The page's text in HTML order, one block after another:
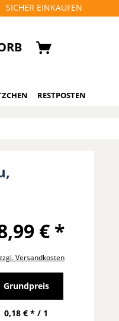
SICHER EINKAUFEN
RESTPOSTEN
€ *
Versandkosten
Grundpreis
0,18 € * / 1